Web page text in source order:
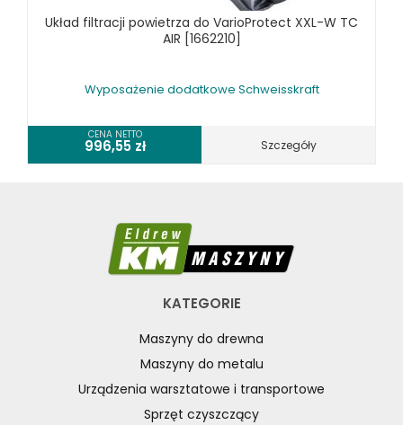
Układ filtracji powietrza do VarioProtect XXL-W TC
AIR [1662210]
Wyposażenie dodatkowe Schweisskraft
CENA NETTO
996,55 zł Szczegóły
KATEGORIE
Maszyny do drewna
Maszyny do metalu
Urządzenia warsztatowe i transportowe
Sprzęt czyszczący